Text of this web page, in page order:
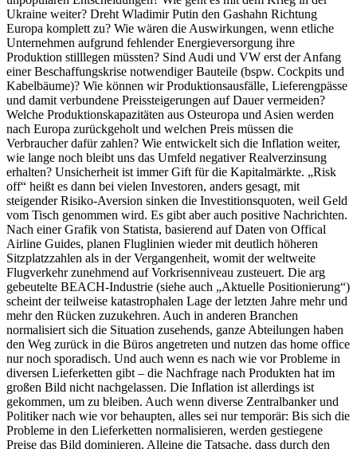
Ukraine weiter? Dreht Wladimir Putin den Gashahn Richtung
Europa komplett zu? Wie wären die Auswirkungen, wenn etliche
Unternehmen aufgrund fehlender Energieversorgung ihre
Produktion stilllegen müssten? Sind Audi und VW erst der Anfang
einer Beschaffungskrise notwendiger Bauteile (bspw. Cockpits und
Kabelbäume)? Wie können wir Produktionsausfälle, Lieferengpässe
und damit verbundene Preissteigerungen auf Dauer vermeiden?
Welche Produktionskapazitäten aus Osteuropa und Asien werden
nach Europa zurückgeholt und welchen Preis müssen die
Verbraucher dafür zahlen? Wie entwickelt sich die Inflation weiter,
wie lange noch bleibt uns das Umfeld negativer Realverzinsung
erhalten? Unsicherheit ist immer Gift für die Kapitalmärkte. „Risk
off“ heißt es dann bei vielen Investoren, anders gesagt, mit
steigender Risiko-Aversion sinken die Investitionsquoten, weil Geld
vom Tisch genommen wird. Es gibt aber auch positive Nachrichten.
Nach einer Grafik von Statista, basierend auf Daten von Offical
Airline Guides, planen Fluglinien wieder mit deutlich höheren
Sitzplatzzahlen als in der Vergangenheit, womit der weltweite
Flugverkehr zunehmend auf Vorkrisenniveau zusteuert. Die arg
gebeutelte BEACH-Industrie (siehe auch „Aktuelle Positionierung“)
scheint der teilweise katastrophalen Lage der letzten Jahre mehr und
mehr den Rücken zuzukehren. Auch in anderen Branchen
normalisiert sich die Situation zusehends, ganze Abteilungen haben
den Weg zurück in die Büros angetreten und nutzen das home office
nur noch sporadisch. Und auch wenn es nach wie vor Probleme in
diversen Lieferketten gibt – die Nachfrage nach Produkten hat im
großen Bild nicht nachgelassen. Die Inflation ist allerdings ist
gekommen, um zu bleiben. Auch wenn diverse Zentralbanker und
Politiker nach wie vor behaupten, alles sei nur temporär: Bis sich die
Probleme in den Lieferketten normalisieren, werden gestiegene
Preise das Bild dominieren. Alleine die Tatsache, dass durch den